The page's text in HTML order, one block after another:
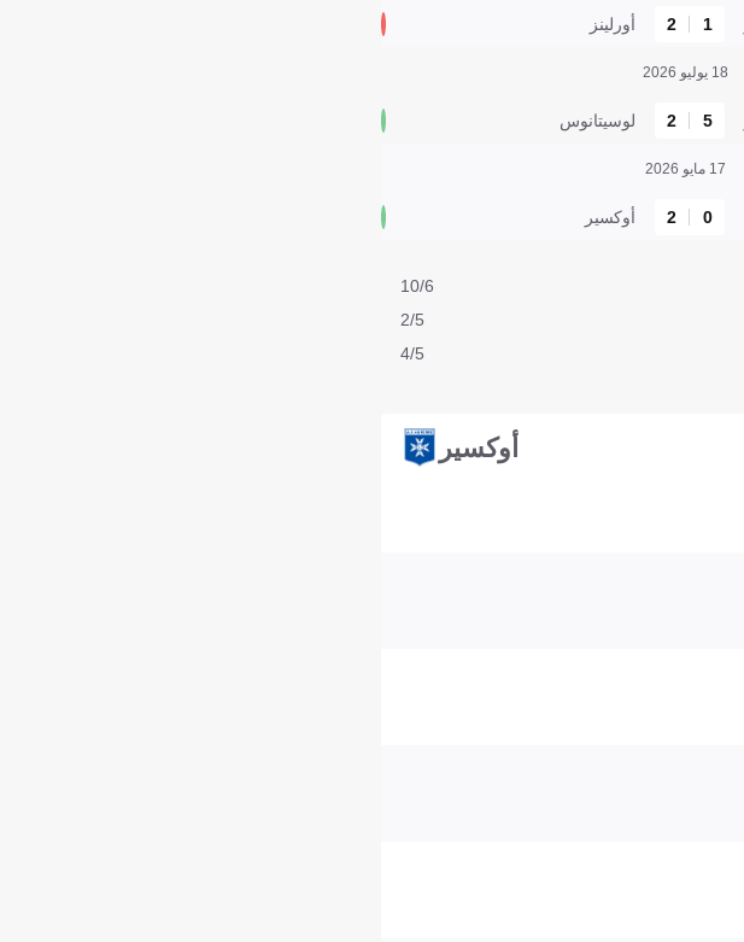
1
2 أورلينز
18 يوليو 2026
5
2 لوسيتانوس
17 مايو 2026
0
2 أوكسير
10/6
2/5
4/5
أوكسير